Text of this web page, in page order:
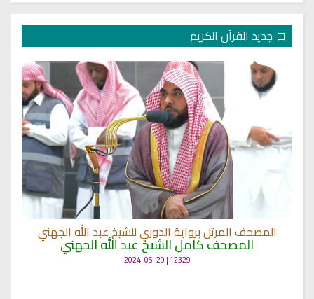
جديد القرآن الكريم
المصحف المرتل برواية الدوري للشيخ عبد الله الجهني
المصحف كامل الشيخ عبد الله الجهني
12329 | 2024-05-29